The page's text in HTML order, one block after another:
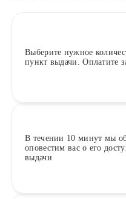
Выберите нужное
пункт выдачи. Оплатите
В течении 10 минут мы
оповестим вас о его
выдачи